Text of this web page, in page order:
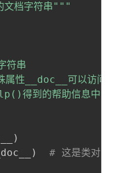
文档字符串"""
符串
属性__doc__可以访问类
得到的帮助信息中会
)
) # 这是类对象